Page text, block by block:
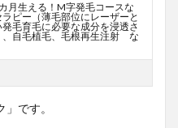
月生える！M字発毛コースな
ピー（薄毛部位にレーザーと
毛育毛に必要な成分を浸透さ
、自毛植毛、毛根再生注射 な
です。